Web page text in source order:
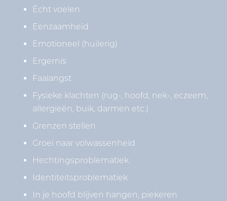
Écht voelen
Eenzaamheid
Emotioneel (huilerig)
Ergernis
Faalangst
Fysieke klachten (rug-, hoofd, nek-, eczeem,
allergieën, buik, darmen etc.)
Grenzen stellen
Groei naar volwassenheid
Hechtingsproblematiek
Identiteitsproblematiek
In je hoofd blijven hangen, piekeren